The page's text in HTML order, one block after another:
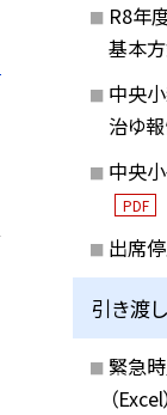
R8年
基本
中央
治ゆ
中央
PDF
出席
引き渡
緊急
（Excel）